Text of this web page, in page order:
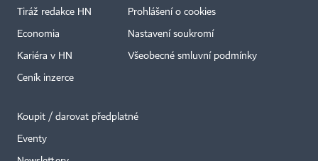
Tiráž redakce HN
Economia
Kariéra v HN
Ceník inzerce
Prohlášení o cookies
Nastavení soukromí
Všeobecné smluvní podmínky
Koupit / darovat předplatné
Eventy